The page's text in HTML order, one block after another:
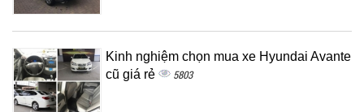
Kinh nghiệm chọn mua xe Hyundai Avante
cũ giá rẻ
5803